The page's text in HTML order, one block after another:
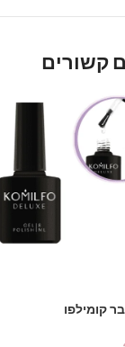
קשורים
קומילפו